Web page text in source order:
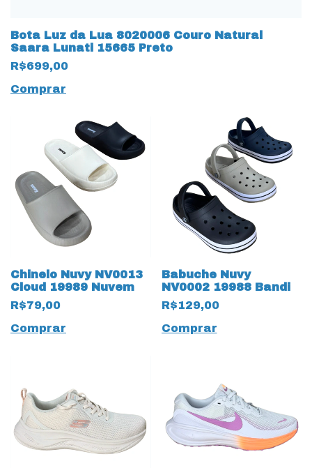
Bota Luz da Lua 8020006 Couro Natural
Saara Lunati 15665 Preto
R$699,00
Comprar
Chinelo Nuvy NV0013
Cloud 19989 Nuvem
R$79,00
Comprar
Babuche Nuvy
NV0002 19988 Bandi
R$129,00
Comprar